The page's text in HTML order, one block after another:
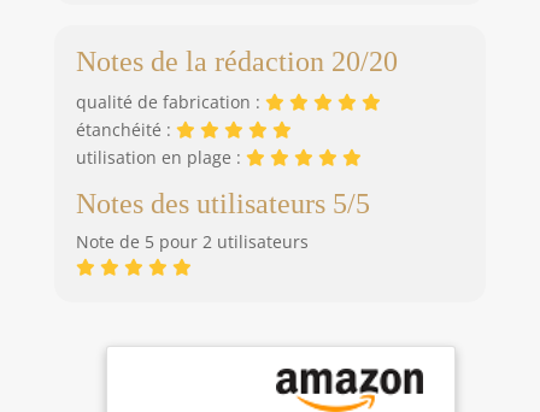
pour des photos
de groupe ou de
famille, cet
appareil photo
sous-marin 4K est
le compagnon
Notes de la rédaction 20/20
qualité de fabrication :
étanchéité :
utilisation en plage :
Notes des utilisateurs 5/5
Note de 5 pour 2 utilisateurs